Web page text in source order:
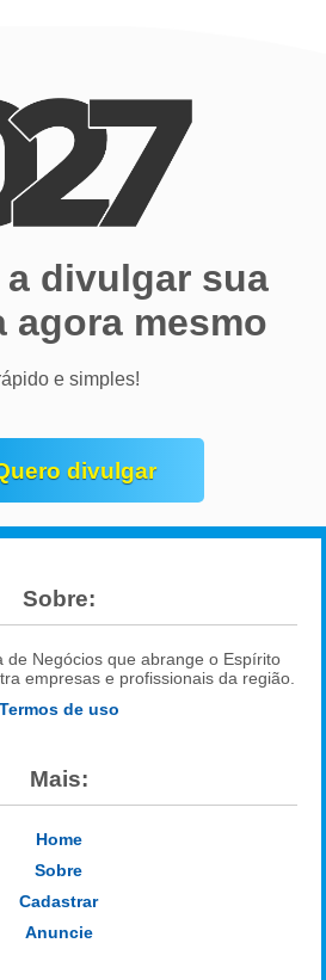
a divulgar sua
agora mesmo
e simples!
divulgar
Sobre:
de Negócios que abrange o Espírito
empresas e profissionais da região.
Termos de uso
Mais:
Home
Sobre
Cadastrar
Anuncie